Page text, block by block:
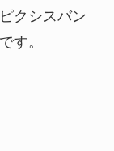
クシスバン
す。